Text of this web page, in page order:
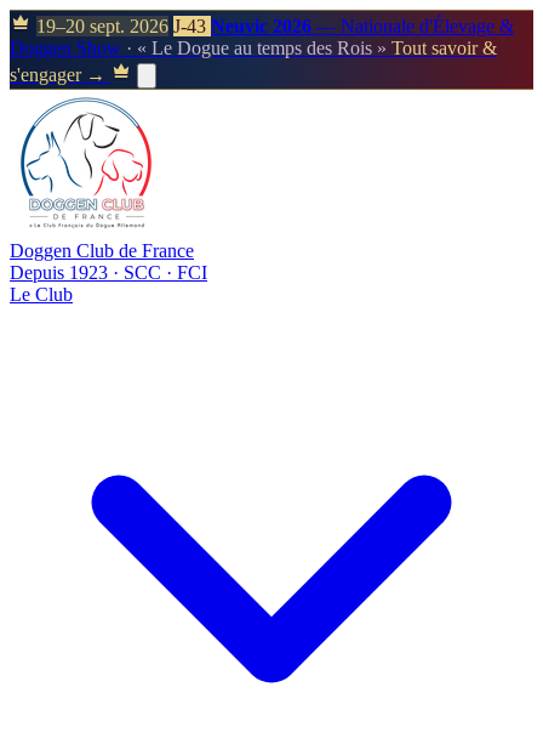
19–20 sept. 2026 J-43 Neuvic 2026 — Nationale d'Élevage &
Doggen Show · « Le Dogue au temps des Rois » Tout savoir &
s'engager →
Doggen Club de France
Depuis 1923 · SCC · FCI
Le Club